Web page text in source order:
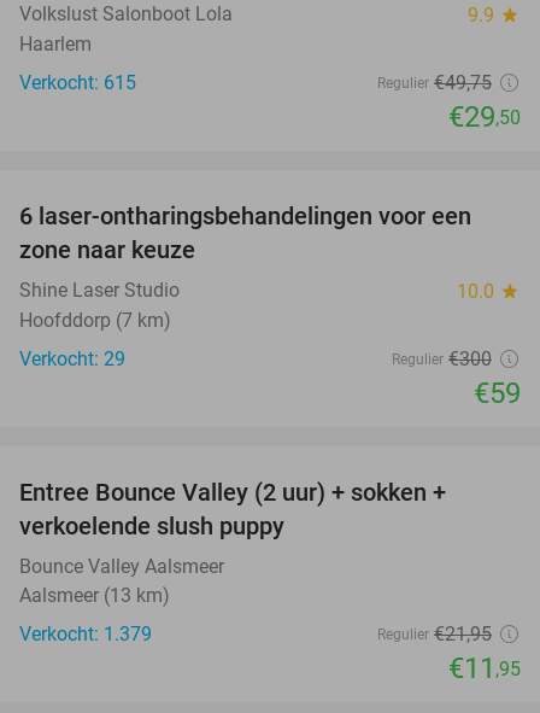
Volkslust Salonboot Lola 9.9 star
Haarlem
Verkocht: 615
Regulier €49,75
€29,50
80%
6 laser-ontharingsbehandelingen voor een
zone naar keuze
Shine Laser Studio 10.0 star
Hoofddorp (7 km)
Verkocht: 29
Regulier €300
€59
Entree Bounce Valley (2 uur) + sokken +
verkoelende slush puppy
Bounce Valley Aalsmeer
Aalsmeer (13 km)
Verkocht: 1.379
Regulier €21,95
€11 ,95